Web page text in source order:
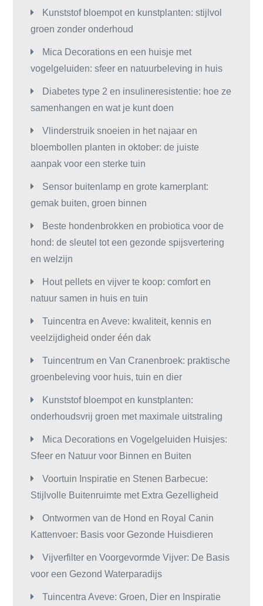
Kunststof bloempot en kunstplanten: stijlvol
groen zonder onderhoud
Mica Decorations en een huisje met
vogelgeluiden: sfeer en natuurbeleving in huis
Diabetes type 2 en insulineresistentie: hoe ze
samenhangen en wat je kunt doen
Vlinderstruik snoeien in het najaar en
bloembollen planten in oktober: de juiste
aanpak voor een sterke tuin
Sensor buitenlamp en grote kamerplant:
gemak buiten, groen binnen
Beste hondenbrokken en probiotica voor de
hond: de sleutel tot een gezonde spijsvertering
en welzijn
Hout pellets en vijver te koop: comfort en
natuur samen in huis en tuin
Tuincentra en Aveve: kwaliteit, kennis en
veelzijdigheid onder één dak
Tuincentrum en Van Cranenbroek: praktische
groenbeleving voor huis, tuin en dier
Kunststof bloempot en kunstplanten:
onderhoudsvrij groen met maximale uitstraling
Mica Decorations en Vogelgeluiden Huisjes:
Sfeer en Natuur voor Binnen en Buiten
Voortuin Inspiratie en Stenen Barbecue:
Stijlvolle Buitenruimte met Extra Gezelligheid
Ontwormen van de Hond en Royal Canin
Kattenvoer: Basis voor Gezonde Huisdieren
Vijverfilter en Voorgevormde Vijver: De Basis
voor een Gezond Waterparadijs
Tuincentra Aveve: Groen, Dier en Inspiratie